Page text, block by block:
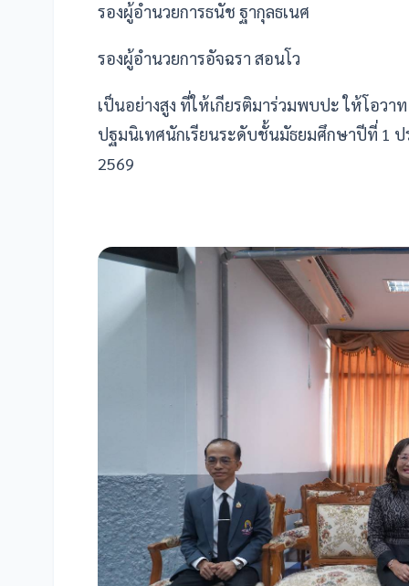
รองผู้อำนวยการธนัช ฐากุลธเนศ
รองผู้อำนวยการอัจฉรา สอนโว
เป็นอย่างสูง ที่ให้เกียรติมาร่วมพบปะ ให้โอว
ปฐมนิเทศนักเรียนระดับชั้นมัธยมศึกษาปีที่ 1
2569